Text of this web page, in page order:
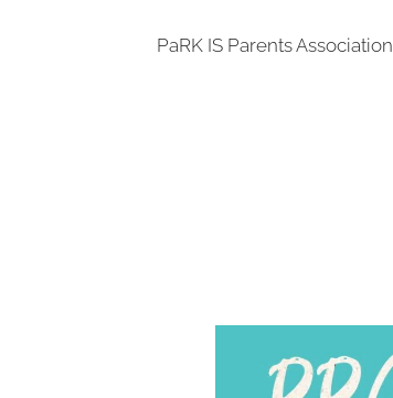
PaRK IS Parents Association